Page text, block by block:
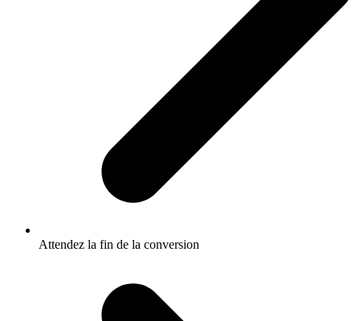
Attendez la fin de la conversion